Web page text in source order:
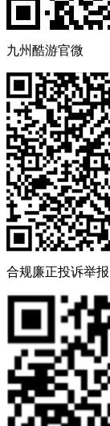
九州酷游官微
合规廉正投诉举报